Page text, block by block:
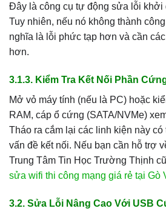
Đây là công cụ tự động sửa lỗi khởi
Tuy nhiên, nếu nó không thành
nghĩa là lỗi phức tạp hơn và cần
hơn.
3.1.3. Kiểm Tra Kết Nối Phần
Mở vỏ máy tính (nếu là PC) hoặc
RAM, cáp ổ cứng (SATA/NVMe)
Tháo ra cắm lại các linh kiện này
vấn đề kết nối. Nếu bạn cần hỗ trợ
Trung Tâm Tin Học Trường Thịnh
sửa wifi thi công mạng giá rẻ tại Gò
3.2. Sửa Lỗi Nâng Cao Với USB